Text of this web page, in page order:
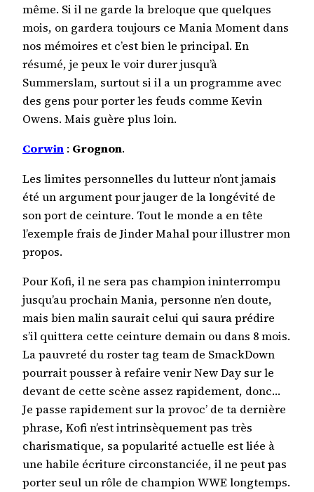
même. Si il ne garde la breloque que quelques
mois, on gardera toujours ce Mania Moment dans
nos mémoires et c’est bien le principal. En
résumé, je peux le voir durer jusqu’à
Summerslam, surtout si il a un programme avec
des gens pour porter les feuds comme Kevin
Owens. Mais guère plus loin.
Corwin : Grognon.
Les limites personnelles du lutteur n’ont jamais
été un argument pour jauger de la longévité de
son port de ceinture. Tout le monde a en tête
l’exemple frais de Jinder Mahal pour illustrer mon
propos.
Pour Kofi, il ne sera pas champion ininterrompu
jusqu’au prochain Mania, personne n’en doute,
mais bien malin saurait celui qui saura prédire
s’il quittera cette ceinture demain ou dans 8 mois.
La pauvreté du roster tag team de SmackDown
pourrait pousser à refaire venir New Day sur le
devant de cette scène assez rapidement, donc…
Je passe rapidement sur la provoc’ de ta dernière
phrase, Kofi n’est intrinsèquement pas très
charismatique, sa popularité actuelle est liée à
une habile écriture circonstanciée, il ne peut pas
porter seul un rôle de champion WWE longtemps.